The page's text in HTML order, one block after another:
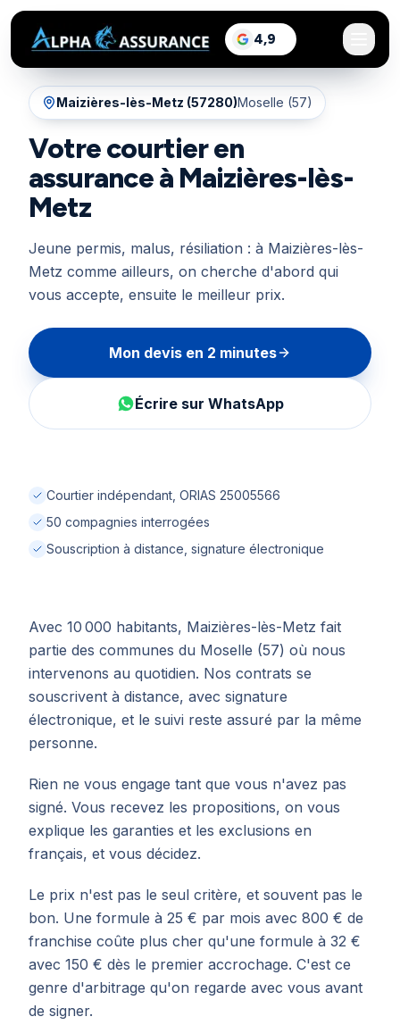
4,9
sur Google, voir les
Maizières-lès-Metz (57280)Moselle (57)
Votre courtier en
assurance à Maizières-lès-
Metz
Jeune permis, malus, résiliation : à Maizières-lès-
Metz comme ailleurs, on cherche d'abord qui
vous accepte, ensuite le meilleur prix.
Mon devis en 2 minutes
Écrire sur WhatsApp
Courtier indépendant, ORIAS 25005566
50 compagnies interrogées
Souscription à distance, signature électronique
Avec 10 000 habitants, Maizières-lès-Metz fait
partie des communes du Moselle (57) où nous
intervenons au quotidien. Nos contrats se
souscrivent à distance, avec signature
électronique, et le suivi reste assuré par la même
personne.
Rien ne vous engage tant que vous n'avez pas
signé. Vous recevez les propositions, on vous
explique les garanties et les exclusions en
français, et vous décidez.
Le prix n'est pas le seul critère, et souvent pas le
bon. Une formule à 25 € par mois avec 800 € de
franchise coûte plus cher qu'une formule à 32 €
avec 150 € dès le premier accrochage. C'est ce
genre d'arbitrage qu'on regarde avec vous avant
de signer.